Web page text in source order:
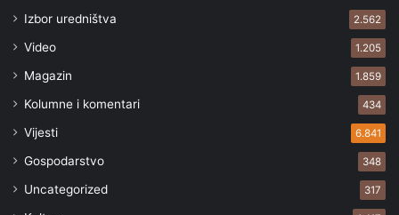
Izbor uredništva 2.562
Video 1.205
Magazin 1.859
Kolumne i komentari 434
Vijesti 6.841
Gospodarstvo 348
Uncategorized 317